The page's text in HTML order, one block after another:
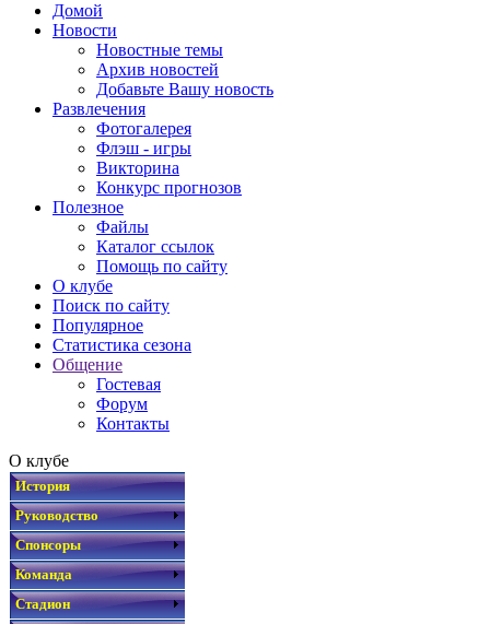
Домой
Новости
Новостные темы
Архив новостей
Добавьте Вашу новость
Развлечения
Фотогалерея
Флэш - игры
Викторина
Конкурс прогнозов
Полезное
Файлы
Каталог ссылок
Помощь по сайту
О клубе
Поиск по сайту
Популярное
Статистика сезона
Общение
Гостевая
Форум
Контакты
О клубе
История
Руководство
Спонсоры
Команда
Стадион